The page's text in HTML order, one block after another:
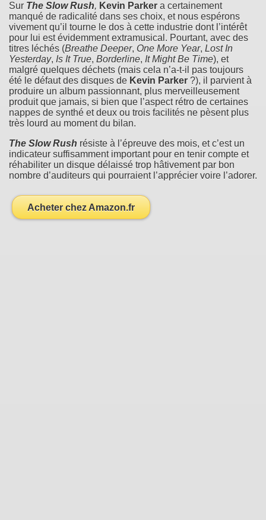
Sur The Slow Rush, Kevin Parker a certainement
manqué de radicalité dans ses choix, et nous espérons
vivement qu’il tourne le dos à cette industrie dont l’intérêt
pour lui est évidemment extramusical. Pourtant, avec des
titres léchés (Breathe Deeper, One More Year, Lost In
Yesterday, Is It True, Borderline, It Might Be Time), et
malgré quelques déchets (mais cela n’a-t-il pas toujours
été le défaut des disques de Kevin Parker ?), il parvient à
produire un album passionnant, plus merveilleusement
produit que jamais, si bien que l’aspect rétro de certaines
nappes de synthé et deux ou trois facilités ne pèsent plus
très lourd au moment du bilan.
The Slow Rush résiste à l’épreuve des mois, et c’est un
indicateur suffisamment important pour en tenir compte et
réhabiliter un disque délaissé trop hâtivement par bon
nombre d’auditeurs qui pourraient l’apprécier voire l’adorer.
Acheter chez Amazon.fr